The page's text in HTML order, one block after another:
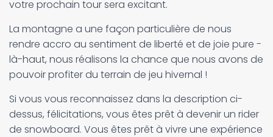
votre prochain tour sera excitant.
La montagne a une façon particulière de nous
rendre accro au sentiment de liberté et de joie pure -
là-haut, nous réalisons la chance que nous avons de
pouvoir profiter du terrain de jeu hivernal !
Si vous vous reconnaissez dans la description ci-
dessus, félicitations, vous êtes prêt à devenir un rider
de snowboard. Vous êtes prêt à vivre une expérience